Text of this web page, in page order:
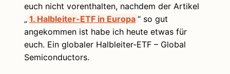
euch nicht vorenthalten, nachdem der Artikel
„ 1. Halbleiter-ETF in Europa “ so gut
angekommen ist habe ich heute etwas für
euch. Ein globaler Halbleiter-ETF – Global
Semiconductors.